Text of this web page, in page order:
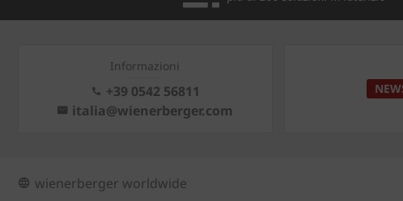
Informazioni
+39 0542 56811
italia@wienerberger.com
wienerberger worldwide